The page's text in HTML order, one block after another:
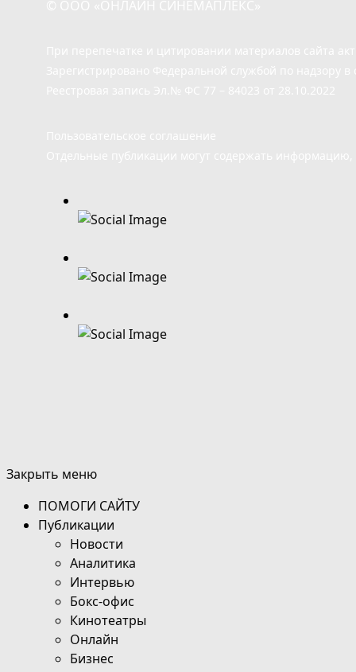
Закрыть меню
ПОМОГИ САЙТУ
Публикации
Новости
Аналитика
Интервью
Бокс-офис
Кинотеатры
Онлайн
Бизнес